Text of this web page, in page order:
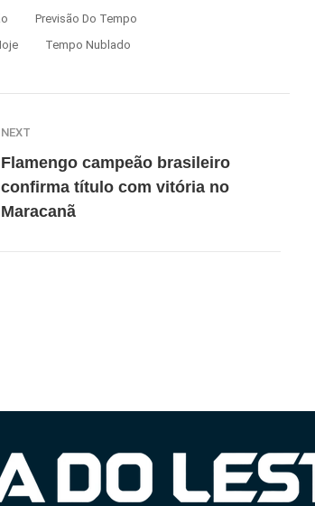
Previsão Do Tempo
Tempo Nublado
NEXT
Flamengo campeão brasileiro
confirma título com vitória no
Maracanã